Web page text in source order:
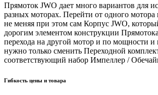
Прямоток JWO дает много вариантов для
разных моторах. Перейти от одного
не меняя при этом сам Корпус JWO,
дорогим элементом конструкции
перехода на другой мотор и по мощности
нужно только сменить Переходной
соответствующий набор Импеллер /
Гибкость цены и товара